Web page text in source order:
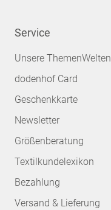
Service
Unsere ThemenWelten
dodenhof Card
Geschenkkarte
Newsletter
Größenberatung
Textilkundelexikon
Bezahlung
Versand & Lieferung